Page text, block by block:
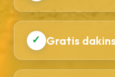
✓ Gratis